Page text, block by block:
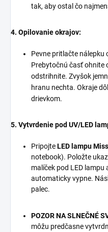
tak, aby ostal čo
4. Opilovanie okrajov:
Pevne pritlačte nálepku
Prebytočnú časť ohnite
odstrihnite. Zvyšok
hranu nechta. Okraje
drievkom.
5. Vytvrdenie pod UV/LED
PripojteLED lampu
notebook). Položte
malíček pod LED lampu
automaticky vypne.
palec.
POZOR NA SLNEČNÉ
môžu predčasne